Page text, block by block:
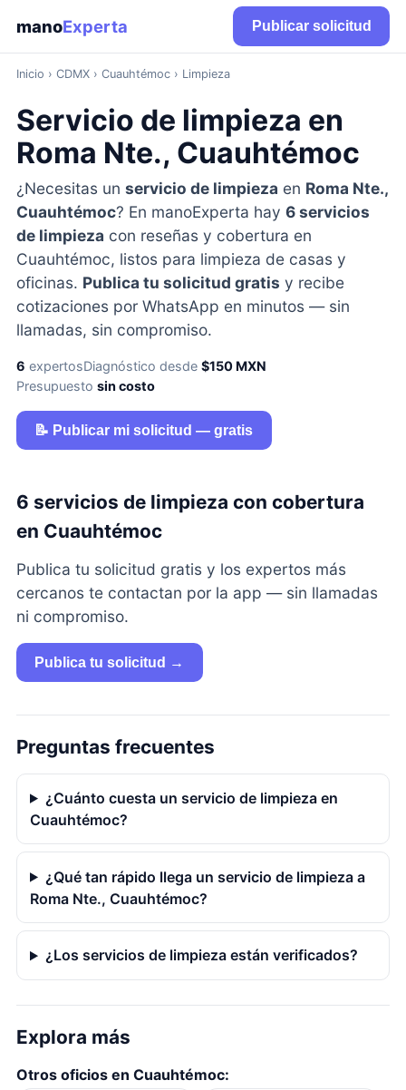
manoExperta Publicar solicitud
Inicio › CDMX› Cuauhtémoc › Limpieza
Servicio de limpieza en
Roma Nte., Cuauhtémoc
¿Necesitas un servicio de limpieza en Roma Nte.,
Cuauhtémoc? En manoExperta hay 6 servicios
de limpieza con reseñas y cobertura en
Cuauhtémoc, listos para limpieza de casas y
oficinas. Publica tu solicitud gratis y recibe
cotizaciones por WhatsApp en minutos — sin
llamadas, sin compromiso.
6 expertosDiagnóstico desde $150 MXN
Presupuesto sin costo
📝 Publicar mi solicitud — gratis
6 servicios de limpieza con cobertura
en Cuauhtémoc
Publica tu solicitud gratis y los expertos más
cercanos te contactan por la app — sin llamadas
ni compromiso.
Publica tu solicitud →
Preguntas frecuentes
¿Cuánto cuesta un servicio de limpieza en
Cuauhtémoc?
¿Qué tan rápido llega un servicio de limpieza a
Roma Nte., Cuauhtémoc?
¿Los servicios de limpieza están verificados?
Explora más
Otros oficios en Cuauhtémoc: